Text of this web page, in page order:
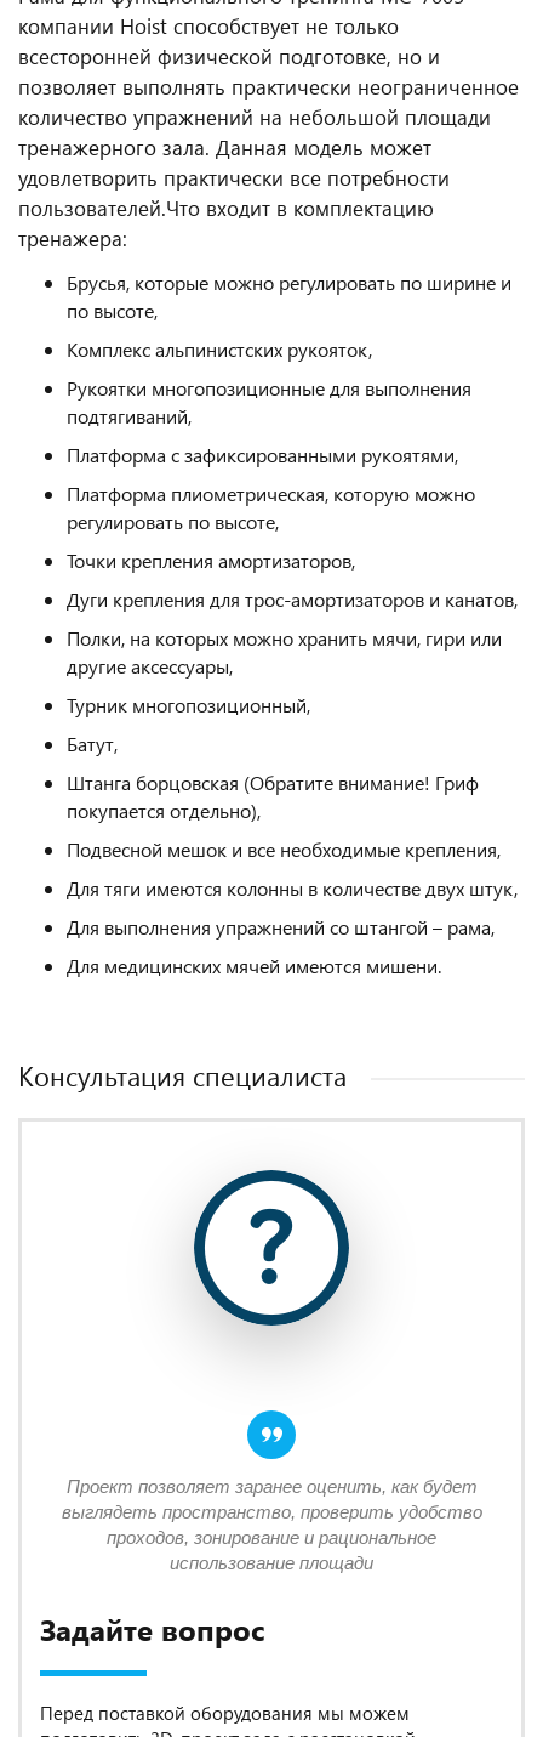
компании Hoist способствует не только
всесторонней физической подготовке, но и
позволяет выполнять практически неограниченное
количество упражнений на небольшой площади
тренажерного зала. Данная модель может
удовлетворить практически все потребности
пользователей.Что входит в комплектацию
тренажера:
Брусья, которые можно регулировать по ширине и
по высоте,
Комплекс альпинистских рукояток,
Рукоятки многопозиционные для выполнения
подтягиваний,
Платформа с зафиксированными рукоятями,
Платформа плиометрическая, которую можно
регулировать по высоте,
Точки крепления амортизаторов,
Дуги крепления для трос-амортизаторов и канатов,
Полки, на которых можно хранить мячи, гири или
другие аксессуары,
Турник многопозиционный,
Батут,
Штанга борцовская (Обратите внимание! Гриф
покупается отдельно),
Подвесной мешок и все необходимые крепления,
Для тяги имеются колонны в количестве двух штук,
Для выполнения упражнений со штангой – рама,
Для медицинских мячей имеются мишени.
Консультация специалиста
Задайте вопрос
Перед поставкой оборудования мы можем
Проект позволяет заранее оценить, как будет
выглядеть пространство, проверить удобство
проходов, зонирование и рациональное
использование площади